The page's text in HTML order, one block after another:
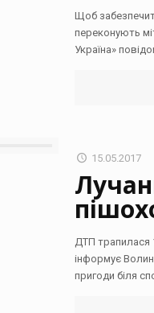
Щоб
переконують
Україна»
15.05.2017
ДТП трапилася
інформує
пригоди біля